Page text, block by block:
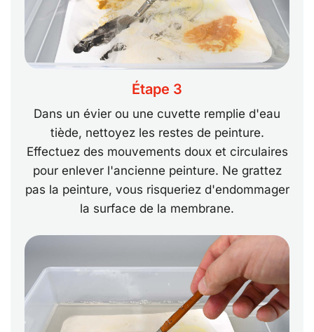
Étape 3
Dans un évier ou une cuvette remplie d'eau
tiède, nettoyez les restes de peinture.
Effectuez des mouvements doux et circulaires
pour enlever l'ancienne peinture. Ne grattez
pas la peinture, vous risqueriez d'endommager
la surface de la membrane.